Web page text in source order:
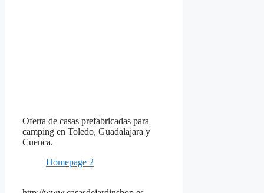
Oferta de casas prefabricadas para
camping en Toledo, Guadalajara y
Cuenca.
Homepage 2